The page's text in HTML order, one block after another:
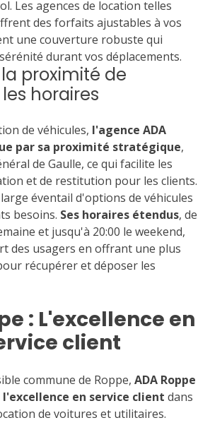
Les agences de location telles
des forfaits ajustables à vos
une couverture robuste qui
durant vos déplacements.
proximité de
horaires
de véhicules, l'agence ADA
par sa proximité stratégique,
de Gaulle, ce qui facilite les
et de restitution pour les clients.
éventail d'options de véhicules
besoins. Ses horaires étendus, de
et jusqu'à 20:00 le weekend,
des usagers en offrant une plus
récupérer et déposer les
: L'excellence en
client
commune de Roppe, ADA Roppe
en service client dans
de voitures et utilitaires.